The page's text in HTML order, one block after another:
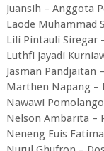
Juansih – Anggota
Laode Muhammad
Lili Pintauli Siregar
Luthfi Jayadi
Jasman Pandjaitan
Marthen Napang –
Nawawi
Nelson Ambarita –
Neneng Euis